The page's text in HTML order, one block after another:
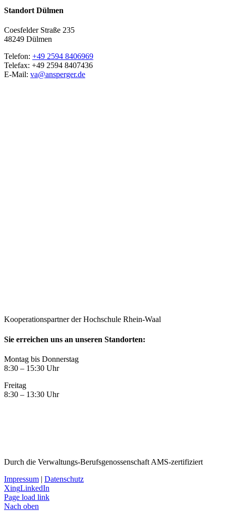
Standort Dülmen
Coesfelder Straße 235
48249 Dülmen
Telefon: +49 2594 8406969
Telefax: +49 2594 8407436
E-Mail: va@ansperger.de
Kooperationspartner der Hochschule Rhein-Waal
Sie erreichen uns an unseren Standorten:
Montag bis Donnerstag
8:30 – 15:30 Uhr
Freitag
8:30 – 13:30 Uhr
Durch die Verwaltungs-Berufsgenossenschaft AMS-zertifiziert
Impressum | Datenschutz
XingLinkedIn
Page load link
Nach oben